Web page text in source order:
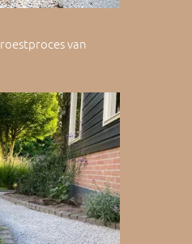
van